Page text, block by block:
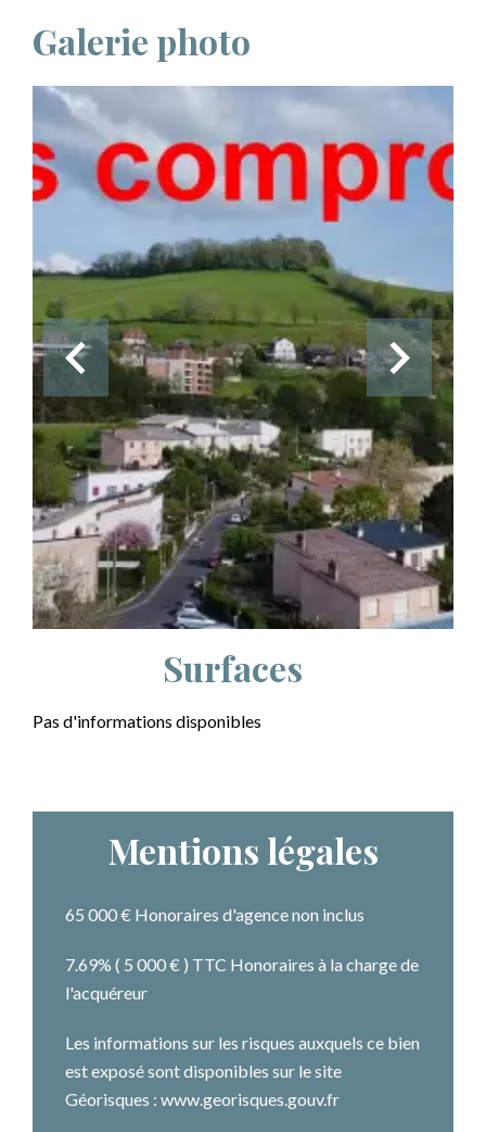
Galerie photo
Surfaces
Pas d'informations disponibles
Mentions légales
65 000 € Honoraires d'agence non inclus
7.69% ( 5 000 € ) TTC Honoraires à la charge de
l'acquéreur
Les informations sur les risques auxquels ce bien
est exposé sont disponibles sur le site
Géorisques : www.georisques.gouv.fr